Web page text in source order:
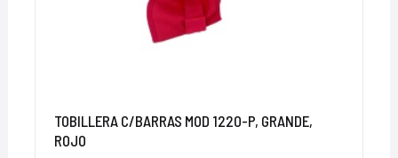
TOBILLERA C/BARRAS MOD 1220-P, GRANDE,
ROJO